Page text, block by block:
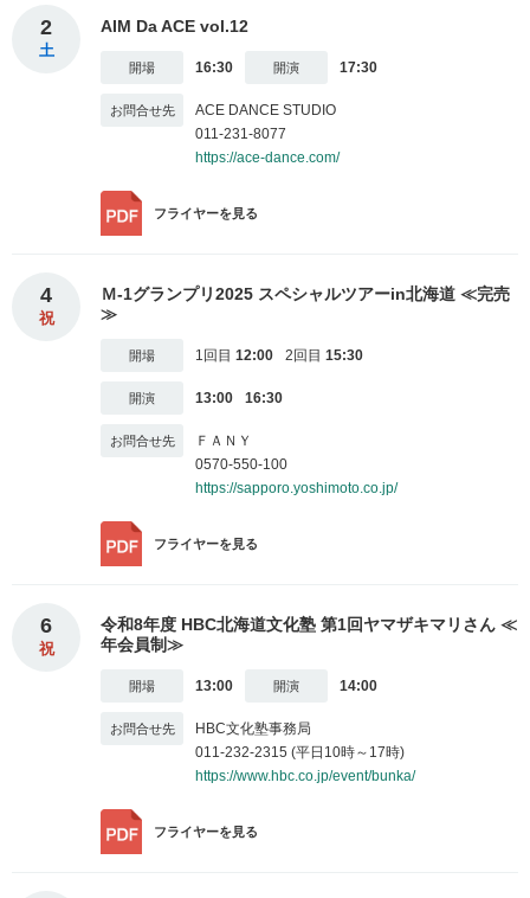
2
土
AIM Da ACE vol.12
16:30 17:30
ACE DANCE STUDIO
011-231-8077
https://ace-dance.com/
フライヤーを見る
4
祝
Ｍ-1グランプリ2025 スペシャルツアーin北海道 ≪完売
≫
1回目 12:00 2回目 15:30
13:00 16:30
ＦＡＮＹ
0570-550-100
https://sapporo.yoshimoto.co.jp/
フライヤーを見る
6
祝
令和8年度 HBC北海道文化塾 第1回ヤマザキマリさん ≪
年会員制≫
13:00 14:00
HBC文化塾事務局
011-232-2315 (平日10時～17時)
https://www.hbc.co.jp/event/bunka/
フライヤーを見る